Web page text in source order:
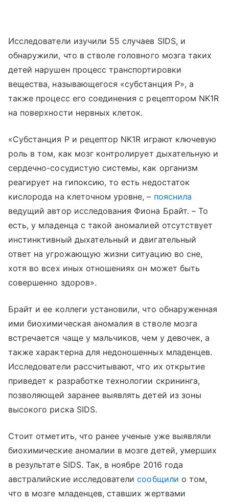
Исследователи изучили 55 случаев SIDS, и
обнаружили, что в стволе головного мозга таких
детей нарушен процесс транспортировки
вещества, называющегося «субстанция P», а
также процесс его соединения с рецептором NK1R
на поверхности нервных клеток.
«Субстанция Pи рецептор NK1R играют ключевую
роль в том, как мозг контролирует дыхательную и
сердечно-сосудистую системы, как организм
реагирует на гипоксию, то есть недостаток
кислорода на клеточном уровне, – пояснила
ведущий автор исследования Фиона Брайт. – То
есть, у младенца с такой аномалией отсутствует
инстинктивный дыхательный и двигательный
ответ на угрожающую жизни ситуацию во сне,
хотя во всех иных отношениях он может быть
совершенно здоров».
Брайт и ее коллеги установили, что обнаруженная
ими биохимическая аномалия в стволе мозга
встречается чаще у мальчиков, чем у девочек, а
также характерна для недоношенных младенцев.
Исследователи рассчитывают, что их открытие
приведет к разработке технологии скрининга,
позволяющей заранее выявлять детей из зоны
высокого риска SIDS.
Стоит отметить, что ранее ученые уже выявляли
биохимические аномалии в мозге детей, умерших
в результате SIDS. Так, в ноябре 2016 года
австралийские исследователисообщили о том,
что в мозге младенцев, ставших жертвами